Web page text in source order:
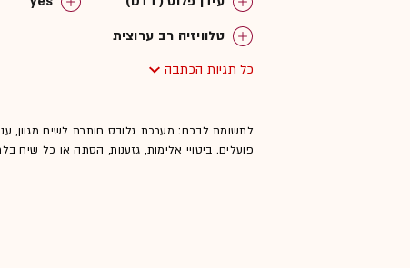
טלוויזיה רב ערוצית
כל תגיות הכתבה
לתשומת לבכם: מערכת גלובס חותרת לשיח מגוון,
פועלים. ביטויי אלימות, גזענות, הסתה או כל שיח